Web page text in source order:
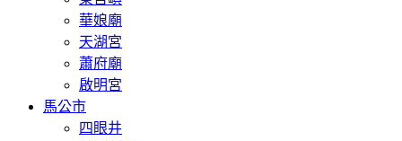
華娘廟
天湖宮
蕭府廟
啟明宮
馬公市
四眼井